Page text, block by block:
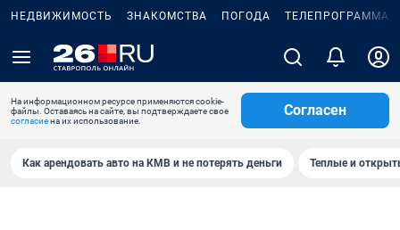
НЕДВИЖИМОСТЬ ЗНАКОМСТВА ПОГОДА ТЕЛЕПРОГРАММА
На информационном ресурсе применяются cookie-
файлы. Оставаясь на сайте, вы подтверждаете свое
согласиена их использование.
Согласен
Как арендовать авто на КМВ и не потерять деньги Теплые и